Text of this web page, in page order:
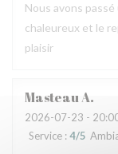
Nous avons
chaleureux et le
plaisir
MasteauA
2026-07-23 -
Service : 4/5